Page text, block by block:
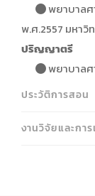
พยาบาล
พ.ศ.2557 มหาวิ
ปริญญาตรี
พยาบาล
ประวัติการสอน
งานวิจัยและกา